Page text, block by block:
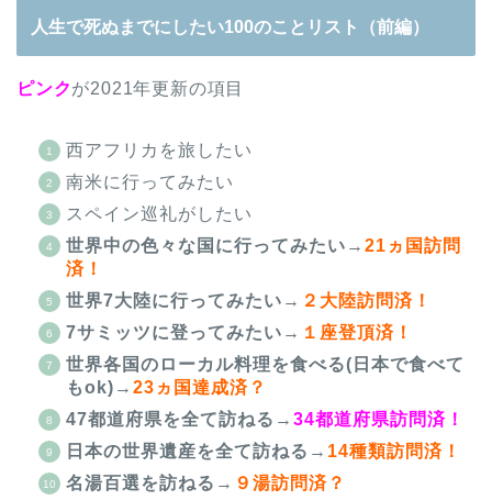
人生で死ぬまでにしたい100のことリスト（前編）
ピンクが2021年更新の項目
西アフリカを旅したい
南米に行ってみたい
スペイン巡礼がしたい
世界中の色々な国に行ってみたい → 21ヵ国訪問
済！
世界7大陸に行ってみたい → ２大陸訪問済！
7サミッツに登ってみたい → １座登頂済！
世界各国のローカル料理を食べる(日本で食べて
もok) → 23ヵ国達成済？
47都道府県を全て訪ねる → 34都道府県訪問済！
日本の世界遺産を全て訪ねる → 14種類訪問済！
名湯百選を訪ねる → ９湯訪問済？